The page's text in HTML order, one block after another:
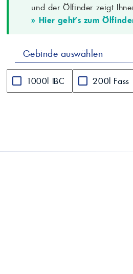
und der Ölfinder zeigt
» Hier geht's zum
Gebinde auswählen
1000l IBC 200l Fass